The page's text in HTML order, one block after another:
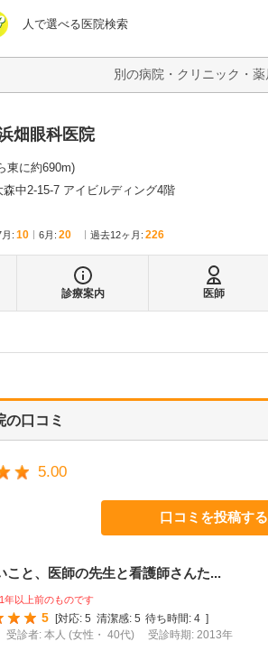
人で選べる医院検索
病院なび
畑眼科医院
東に約690m)
中2-15-7 アイビルディング4階
: 10 6月 : 20 過去12ヶ月: 226
診療案内 医師
の口コミ
5.00
口コミを投稿する
こと、医師の先生と看護師さんた...
年以上前のものです
5 [対応: 5 清潔感: 5 待ち時間: 4 ]
受診者: 本人 (女性・ 40代) 受診時期: 2013年